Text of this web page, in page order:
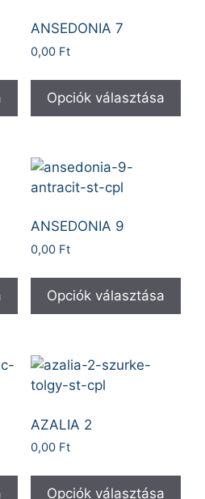
ANSEDONIA 7
0,00 Ft
Opciók választása
ANSEDONIA 9
0,00 Ft
Opciók választása
AZALIA 2
0,00 Ft
Opciók választása